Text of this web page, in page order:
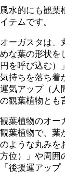
風水的にも観葉
イテムです。
オーガスタは、
めな葉の形状を
円を呼び込む）
気持ちを落ち着
運気アップ（人
の観葉植物とも
観葉植物のオー
観葉植物で、葉
のような丸みを
方位）」や周囲
「後援運アッ